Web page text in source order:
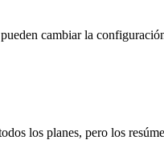
cambiar la
los planes, pero los